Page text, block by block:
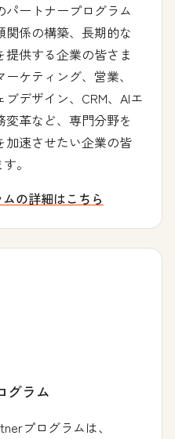
ートナープログラム
係の構築、長期的な
供する企業の皆さま
ケティング、営業、
デザイン、CRM、AIエ
革など、専門分野を
加速させたい企業の皆
。
の詳細はこちら
グラム
プログラムは、